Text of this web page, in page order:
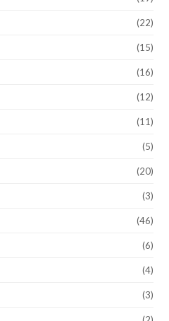
(22)
(15)
(16)
(12)
(11)
(5)
(20)
(3)
(46)
(6)
(4)
(3)